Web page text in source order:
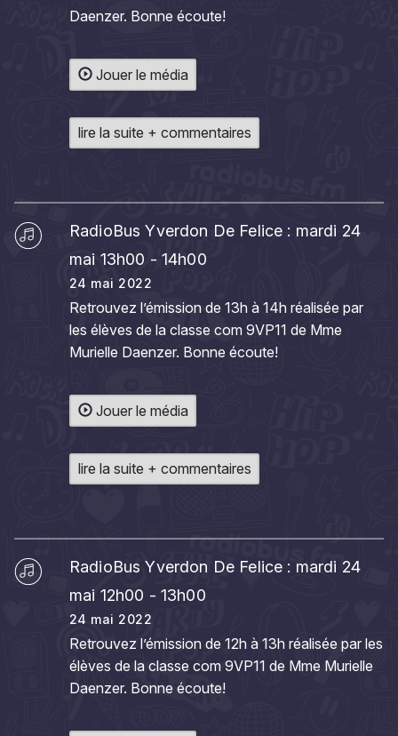
Daenzer. Bonne écoute!
Jouer le média
lire la suite + commentaires
RadioBus Yverdon De Felice : mardi 24
mai 13h00 - 14h00
24 mai 2022
Retrouvez l’émission de 13h à 14h réalisée par
les élèves de la classe com 9VP11 de Mme
Murielle Daenzer. Bonne écoute!
Jouer le média
lire la suite + commentaires
RadioBus Yverdon De Felice : mardi 24
mai 12h00 - 13h00
24 mai 2022
Retrouvez l’émission de 12h à 13h réalisée par les
élèves de la classe com 9VP11 de Mme Murielle
Daenzer. Bonne écoute!